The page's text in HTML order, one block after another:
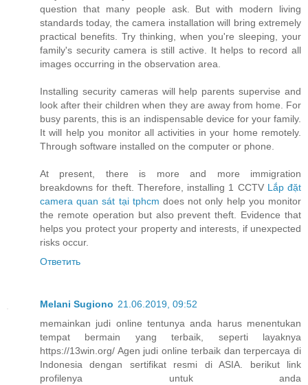
question that many people ask. But with modern living
standards today, the camera installation will bring extremely
practical benefits. Try thinking, when you're sleeping, your
family's security camera is still active. It helps to record all
images occurring in the observation area.
Installing security cameras will help parents supervise and
look after their children when they are away from home. For
busy parents, this is an indispensable device for your family.
It will help you monitor all activities in your home remotely.
Through software installed on the computer or phone.
At present, there is more and more immigration
breakdowns for theft. Therefore, installing 1 CCTV Lắp đặt
camera quan sát tại tphcm does not only help you monitor
the remote operation but also prevent theft. Evidence that
helps you protect your property and interests, if unexpected
risks occur.
Ответить
Melani Sugiono 21.06.2019, 09:52
memainkan judi online tentunya anda harus menentukan
tempat bermain yang terbaik, seperti layaknya
https://13win.org/ Agen judi online terbaik dan terpercaya di
Indonesia dengan sertifikat resmi di ASIA. berikut link
profilenya untuk anda